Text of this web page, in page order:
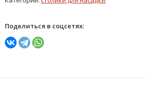
Поделиться в соцсетях: